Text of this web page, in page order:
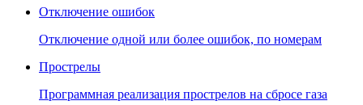
Отключение ошибок
Отключение одной или более ошибок, по номерам
Прострелы
Программная реализация прострелов на сбросе газа